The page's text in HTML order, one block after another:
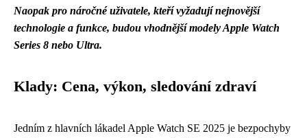
Naopak pro náročné uživatele, kteří vyžadují nejnovější
technologie a funkce, budou vhodnější modely Apple Watch
Series 8 nebo Ultra.
Klady: Cena, výkon, sledování zdraví
Jedním z hlavních lákadel Apple Watch SE 2025 je bezpochyby